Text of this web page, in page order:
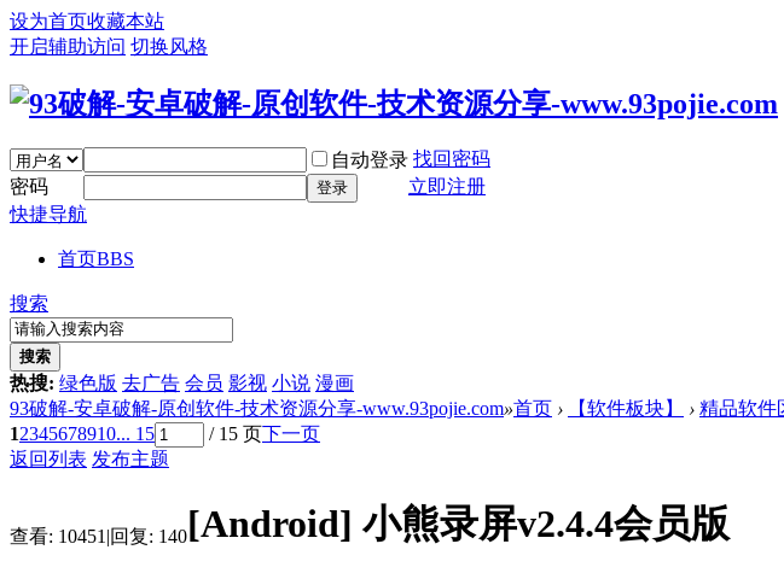
设为首页收藏本站
开启辅助访问 切换风格
自动登录 找回密码
密码
登录
立即注册
快捷导航
首页BBS
搜索
搜索
热搜: 绿色版 去广告 会员 影视 小说 漫画
93破解-安卓破解-原创软件-技术资源分享-www.93pojie.com»首页 › 【软件板块】 › 精品软件
12345678910... 15 / 15 页下一页
返回列表 发布主题
查看: 10451 |回复: 140[Android] 小熊录屏v2.4.4会员版